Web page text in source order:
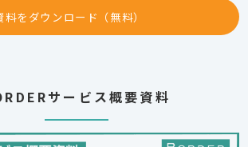
料をダウンロード（無料）
サービス概要資料